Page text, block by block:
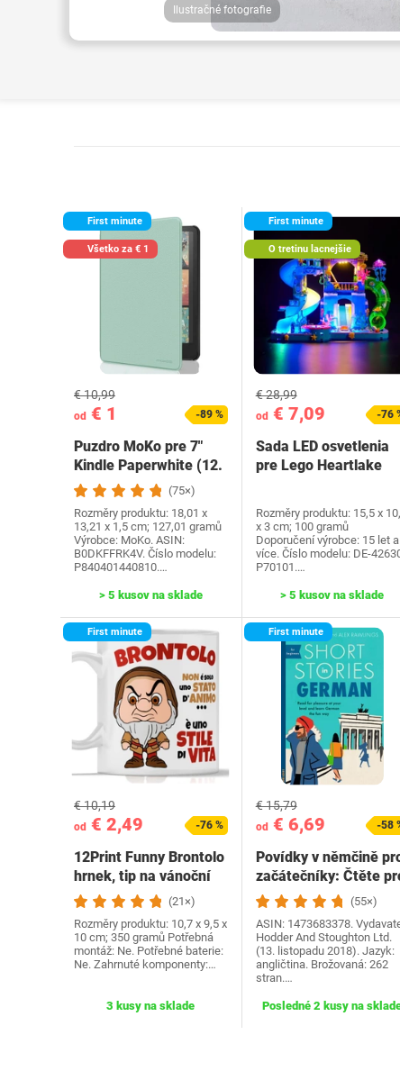
Ilustračné fotografie
First minute
Všetko za € 1
od € 1
€ 10,99
-89 %
Puzdro MoKo pre 7"
Kindle Paperwhite (12.
generácia-2024) a…
(75×)
Rozměry produktu: 18,01 x
13,21 x 1,5 cm; 127,01 gramů
Výrobce: MoKo. ASIN:
B0DKFFRK4V. Číslo modelu:
P840401440810.…
> 5 kusov na sklade
First minute
O tretinu lacnejšie
od€ 7,09
€ 28,99
-76
Sada LED osvetlenia
pre Lego Heartlake
Rozměry produktu: 15,5 x
x 3 cm; 100 gramů
Doporučení výrobce: 15 let a
více. Číslo modelu: DE-
P70101.…
> 5 kusov na sklade
First minute
od € 2,49
€ 10,19
-76 %
12Print Funny Brontolo
hrnek, tip na vánoční
dárek a…
(21×)
Rozměry produktu: 10,7 x 9,5 x
10 cm; 350 gramů Potřebná
montáž: Ne. Potřebné baterie:
Ne. Zahrnuté komponenty:…
3 kusy na sklade
First minute
od€ 6,69
€ 15,79
-58
Povídky v němčině
začátečníky: Čtěte
radost na své…(55×)
ASIN: 1473683378.
Hodder And Stoughton Ltd.
(13. listopadu 2018). Jazyk:
angličtina. Brožovaná: 262
stran.…
Posledné 2 kusy na